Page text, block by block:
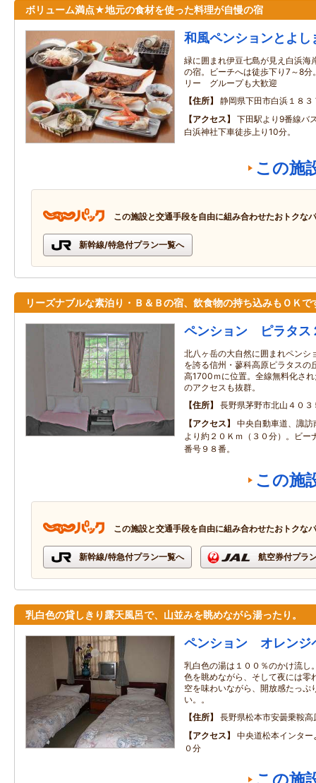
ボリューム満点★地元の食材を使った料理が自慢の宿
和風ペンションとよし
緑に囲まれ伊豆七島が見え白浜海
の宿。ビーチへは徒歩下り7～8
リー グループも大歓迎
住所
静岡県下田市白浜１８３
アクセス
下田駅より9番線
白浜神社下車徒歩上り10分。
この施
この施設と交通手段を自由に組み合わせたおトクな
新幹線/特急付プラン一覧へ
リーズナブルな素泊り・Ｂ＆Ｂの宿、飲食物の持ち込みもＯＫで
ペンション ピラタス
北八ヶ岳の大自然に囲まれペンシ
を誇る信州・蓼科高原ピラタスの
高1700ｍに位置。全線無料化さ
のアクセスも抜群。
住所
長野県茅野市北山４０３
アクセス
中央自動車道、諏
より約２０Ｋｍ（３０分）。ビー
番号９８番。
この施
この施設と交通手段を自由に組み合わせたおトクな
新幹線/特急付プラン一覧へ 航空券付プラ
乳白色の貸しきり露天風呂で、山並みを眺めながら湯ったり。
ペンション オレンジ
乳白色の湯は１００％のかけ流し
色を眺めながら、そして夜には零
空を味わいながら、開放感たっぷ
い。。
住所
長野県松本市安曇乗鞍高
アクセス
中央道松本インタ
０分